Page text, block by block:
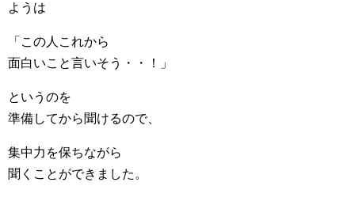
ようは
「この人これから
面白いこと言いそう・・！」
というのを
準備してから聞けるので、
集中力を保ちながら
聞くことができました。